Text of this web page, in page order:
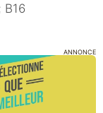
B16
ANNONCE